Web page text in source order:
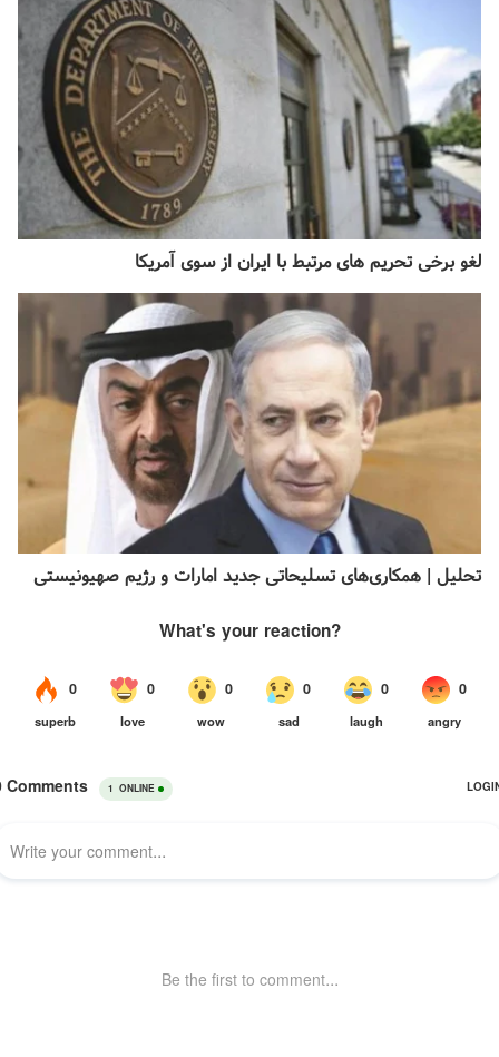
لغو برخی تحریم های مرتبط با ایران از سوی آمریکا
تحلیل | همکاری‌های تسلیحاتی جدید امارات و رژیم صهیونیستی